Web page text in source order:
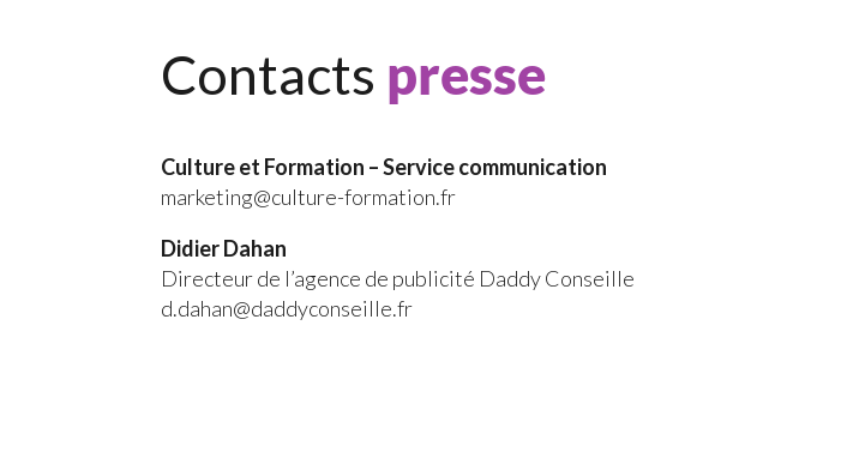
Contacts presse
Culture et Formation – Service communication
marketing@culture-formation.fr
Didier Dahan
Directeur de l’agence de publicité Daddy Conseille
d.dahan@daddyconseille.fr